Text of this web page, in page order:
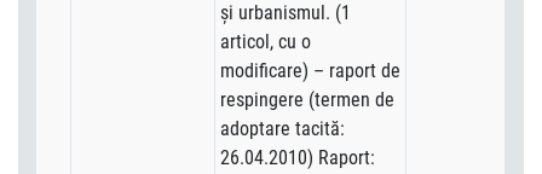
şi urbanismul. (1
articol, cu o
modificare) – raport de
respingere (termen de
adoptare tacită:
26.04.2010) Raport: